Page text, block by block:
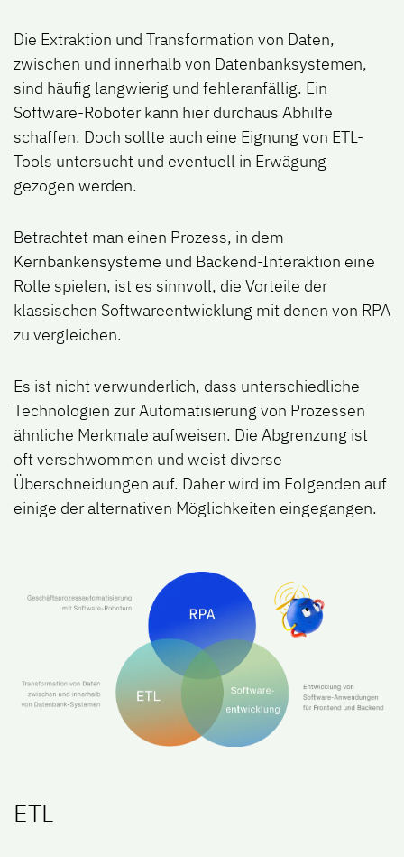
Die Extraktion und Transformation von Daten,
zwischen und innerhalb von Datenbanksystemen,
sind häufig langwierig und fehleranfällig. Ein
Software-Roboter kann hier durchaus Abhilfe
schaffen. Doch sollte auch eine Eignung von ETL-
Tools untersucht und eventuell in Erwägung
gezogen werden.
Betrachtet man einen Prozess, in dem
Kernbankensysteme und Backend-Interaktion eine
Rolle spielen, ist es sinnvoll, die Vorteile der
klassischen Softwareentwicklung mit denen von RPA
zu vergleichen.
Es ist nicht verwunderlich, dass unterschiedliche
Technologien zur Automatisierung von Prozessen
ähnliche Merkmale aufweisen. Die Abgrenzung ist
oft verschwommen und weist diverse
Überschneidungen auf. Daher wird im Folgenden auf
einige der alternativen Möglichkeiten eingegangen.
ETL